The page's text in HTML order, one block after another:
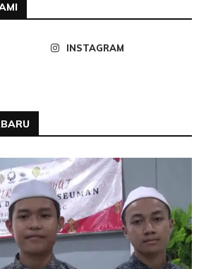
INSTAGRAM